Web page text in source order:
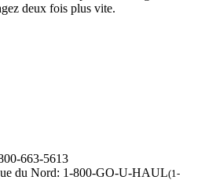
deux fois plus vite.
663-5613
du Nord: 1-800-GO-U-HAUL(1-